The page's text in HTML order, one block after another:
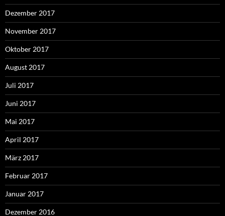
Dezember 2017
November 2017
Oktober 2017
August 2017
Juli 2017
Juni 2017
Mai 2017
April 2017
März 2017
Februar 2017
Januar 2017
Dezember 2016